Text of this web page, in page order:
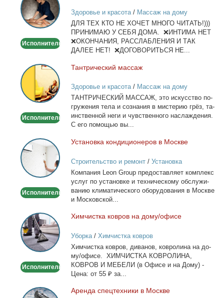
лица
и
тела
Исполнитель
Здоровье и красота/ Массаж на дому
ДЛЯ ТЕХ КТО НЕ ХОЧЕТ МНОГО ЧИТАТЬ!)))
ПРИНИМАЮ У СЕБЯ ДОМА. ❌ИНТИМА НЕТ
❌ОКОНЧАНИЯ, РАССЛАБЛЕНИЯ И ТАК
ДАЛЕЕ НЕТ! ❌ДОГОВОРИТЬСЯ НЕ...
Тантрический
массаж
Исполнитель
Тан­три­че­ский мас­саж
Здоровье и красота/ Массаж на дому
ТАНТРИЧЕСКИЙ МАССАЖ, это ис­кус­ство по­
гру­же­ния те­ла и со­зна­ния в ми­сте­рию грёз, та­
ин­ствен­ной неги и чув­ствен­но­го на­сла­жде­ния.
С его по­мо­щью вы...
Установка
кондиционеров
в
Москве
Исполнитель
Уста­нов­ка кон­ди­ци­о­не­ров в Москве
Строительство и ремонт/ Установка
кондиционеров
Ком­па­ния Leon Group предо­став­ля­ет ком­плекс
услуг по уста­нов­ке и тех­ни­че­ско­му об­слу­жи­
ва­нию кли­ма­ти­че­ско­го обо­ру­до­ва­ния в Москве
и Мос­ков­ской...
Химчистка
ковров
на
дому/
Исполнитель
Хим­чист­ка ков­ров на до­му/офи­се
Уборка/ Химчистка ковров
Хим­чист­ка ков­ров, ди­ва­нов, ков­ро­ли­на на до­
му/офи­се. ХИМЧИСТКА КОВРОЛИНА,
КОВРОВ И МЕБЕЛИ (в Офи­се и на До­му) -
Це­на: от 55 ₽ за...
Аренда
Арен­да спец­тех­ни­ки в Москве